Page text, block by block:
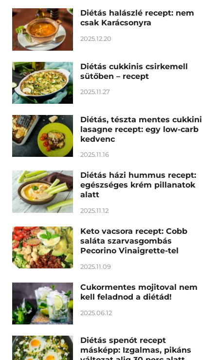
Diétás halászlé recept: nem
csak Karácsonyra
2025.12.20
Diétás cukkinis csirkemell
sütőben – recept
2025.11.27
Diétás, tészta mentes cukkini
lasagne recept: egy low-carb
kedvenc
2025.11.16
Diétás házi hummus recept:
egészséges krém pillanatok
alatt
2025.11.12
Keto vacsora recept: Cobb
saláta szarvasgombás
Pecorino Vinaigrette-tel
2025.11.09
Cukormentes mojitoval nem
kell feladnod a diétád!
2025.06.12
Diétás spenót recept
másképp: Izgalmas, pikáns